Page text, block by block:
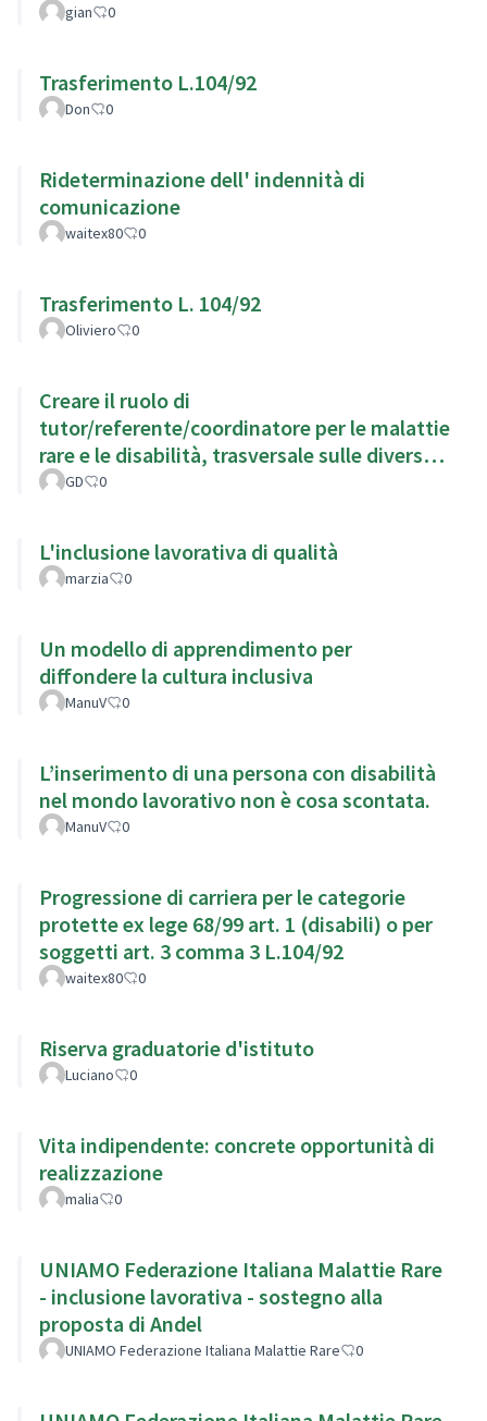
gian 0
Trasferimento L.104/92
Don 0
Rideterminazione dell' indennità di
comunicazione
waitex80 0
Trasferimento L. 104/92
Oliviero 0
Creare il ruolo di
tutor/referente/coordinatore per le malattie
rare e le disabilità, trasversale sulle diverse
aree coinvolte, sanitaria, fiscale ecc
GD 0
L'inclusione lavorativa di qualità
marzia 0
Un modello di apprendimento per
diffondere la cultura inclusiva
ManuV 0
L’inserimento di una persona con disabilità
nel mondo lavorativo non è cosa scontata.
ManuV 0
Progressione di carriera per le categorie
protette ex lege 68/99 art. 1 (disabili) o per
soggetti art. 3 comma 3 L.104/92
waitex80 0
Riserva graduatorie d'istituto
Luciano 0
Vita indipendente: concrete opportunità di
realizzazione
malia 0
UNIAMO Federazione Italiana Malattie Rare
- inclusione lavorativa - sostegno alla
proposta di Andel
UNIAMO Federazione Italiana Malattie Rare 0